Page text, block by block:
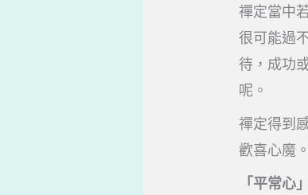
禪定當中
很可能過
待，成功
呢。
禪定得到
歡喜心魔
「平常心